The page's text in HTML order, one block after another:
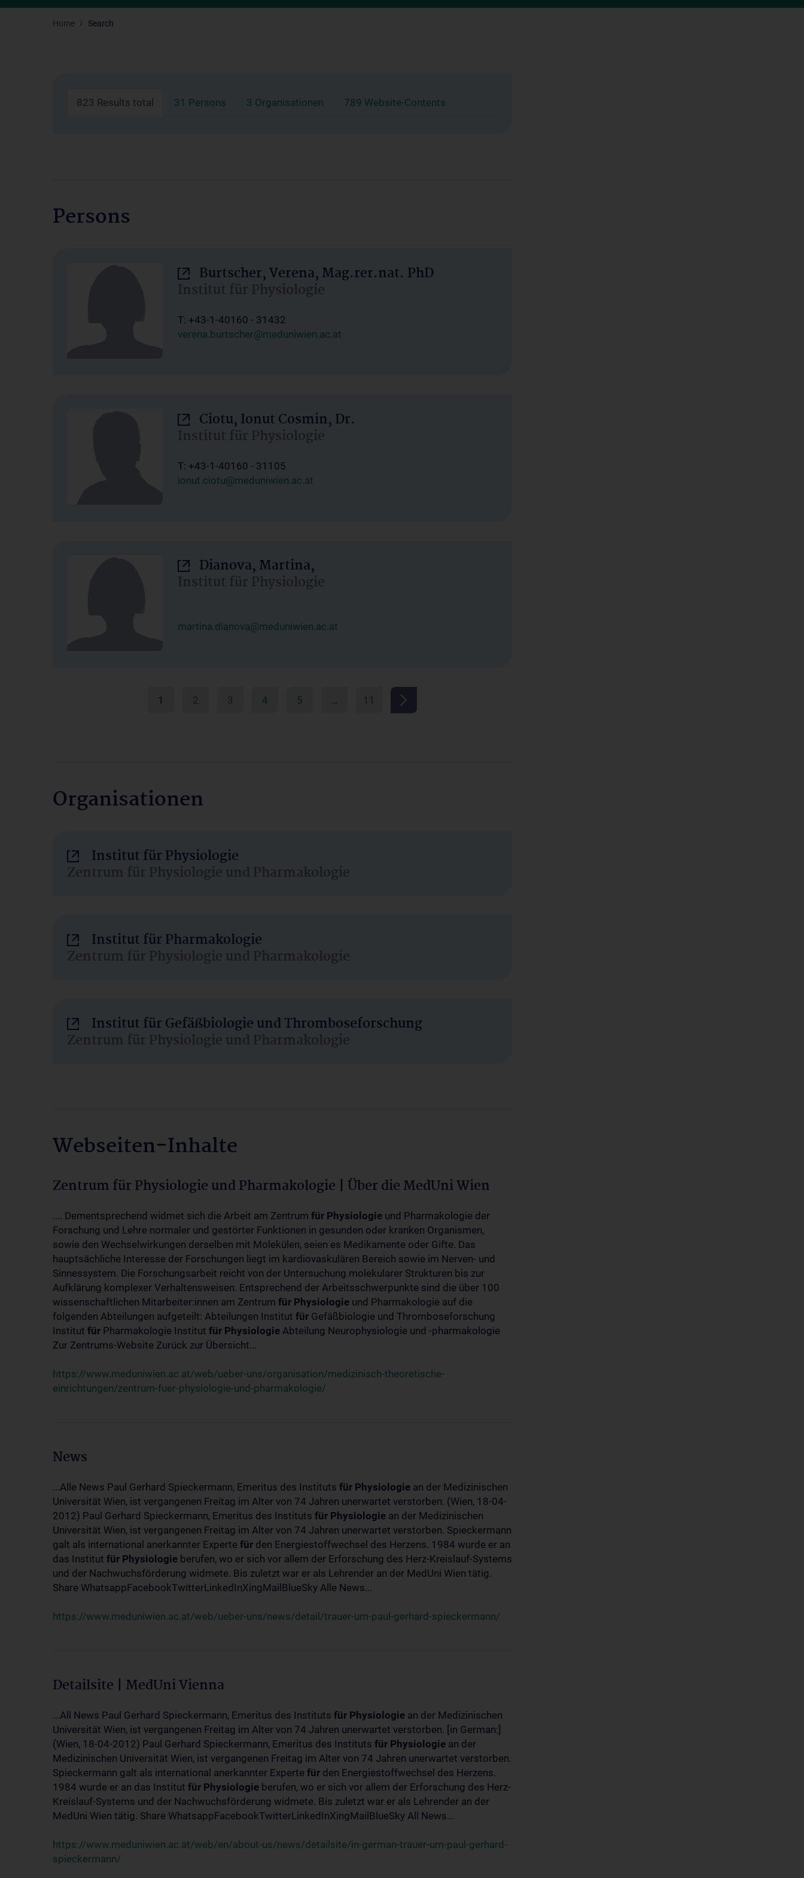
Home Search
823 Results total 31 Persons 3 Organisationen 789 Website-Contents
Persons
Burtscher, Verena, Mag.rer.nat. PhD
Institut für Physiologie
T: +43-1-40160 - 31432
verena.burtscher@meduniwien.ac.at
Ciotu, Ionut Cosmin, Dr.
Institut für Physiologie
T: +43-1-40160 - 31105
ionut.ciotu@meduniwien.ac.at
Dianova, Martina,
Institut für Physiologie
martina.dianova@meduniwien.ac.at
1 2 3 4 5 … 11
Organisationen
Institut für Physiologie
Zentrum für Physiologie und Pharmakologie
Institut für Pharmakologie
Zentrum für Physiologie und Pharmakologie
Institut für Gefäßbiologie und Thromboseforschung
Zentrum für Physiologie und Pharmakologie
Webseiten-Inhalte
Zentrum für Physiologie und Pharmakologie | Über die MedUni Wien
.... Dementsprechend widmet sich die Arbeit am Zentrum für Physiologie und Pharmakologie der
Forschung und Lehre normaler und gestörter Funktionen in gesunden oder kranken Organismen,
sowie den Wechselwirkungen derselben mit Molekülen, seien es Medikamente oder Gifte. Das
hauptsächliche Interesse der Forschungen liegt im kardiovaskulären Bereich sowie im Nerven- und
Sinnessystem. Die Forschungsarbeit reicht von der Untersuchung molekularer Strukturen bis zur
Aufklärung komplexer Verhaltensweisen. Entsprechend der Arbeitsschwerpunkte sind die über 100
wissenschaftlichen Mitarbeiter:innen am Zentrum für Physiologie und Pharmakologie auf die
folgenden Abteilungen aufgeteilt: Abteilungen Institut für Gefäßbiologie und Thromboseforschung
Institut für Pharmakologie Institut für Physiologie Abteilung Neurophysiologie und -pharmakologie
Zur Zentrums-Website Zurück zur Übersicht...
https://www.meduniwien.ac.at/web/ueber-uns/organisation/medizinisch-theoretische-
einrichtungen/zentrum-fuer-physiologie-und-pharmakologie/
News
...Alle News Paul Gerhard Spieckermann, Emeritus des Instituts für Physiologie an der Medizinischen
Universität Wien, ist vergangenen Freitag im Alter von 74 Jahren unerwartet verstorben. (Wien, 18-04-
2012) Paul Gerhard Spieckermann, Emeritus des Instituts für Physiologie an der Medizinischen
Universität Wien, ist vergangenen Freitag im Alter von 74 Jahren unerwartet verstorben. Spieckermann
galt als international anerkannter Experte für den Energiestoffwechsel des Herzens. 1984 wurde er an
das Institut für Physiologie berufen, wo er sich vor allem der Erforschung des Herz-Kreislauf-Systems
und der Nachwuchsförderung widmete. Bis zuletzt war er als Lehrender an der MedUni Wien tätig.
Share WhatsappFacebookTwitterLinkedInXingMailBlueSky Alle News...
https://www.meduniwien.ac.at/web/ueber-uns/news/detail/trauer-um-paul-gerhard-spieckermann/
Detailsite | MedUni Vienna
...All News Paul Gerhard Spieckermann, Emeritus des Instituts für Physiologie an der Medizinischen
Universität Wien, ist vergangenen Freitag im Alter von 74 Jahren unerwartet verstorben. [in German:]
(Wien, 18-04-2012) Paul Gerhard Spieckermann, Emeritus des Instituts für Physiologie an der
Medizinischen Universität Wien, ist vergangenen Freitag im Alter von 74 Jahren unerwartet verstorben.
Spieckermann galt als international anerkannter Experte für den Energiestoffwechsel des Herzens.
1984 wurde er an das Institut für Physiologie berufen, wo er sich vor allem der Erforschung des Herz-
Kreislauf-Systems und der Nachwuchsförderung widmete. Bis zuletzt war er als Lehrender an der
MedUni Wien tätig. Share WhatsappFacebookTwitterLinkedInXingMailBlueSky All News...
https://www.meduniwien.ac.at/web/en/about-us/news/detailsite/in-german-trauer-um-paul-gerhard-
spieckermann/